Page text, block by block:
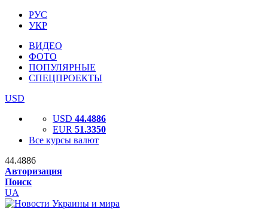
РУС
УКР
ВИДЕО
ФОТО
ПОПУЛЯРНЫЕ
СПЕЦПРОЕКТЫ
USD
USD 44.4886
EUR 51.3350
Все курсы валют
44.4886
Авторизация
Поиск
UA